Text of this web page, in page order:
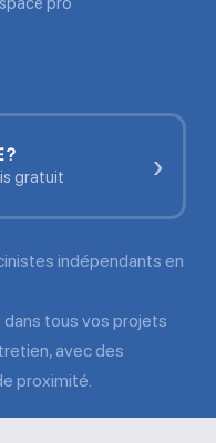
?
gratuit ›
indépendants en
tous vos projets
avec des
proximité.